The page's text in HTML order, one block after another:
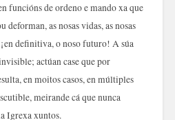
funcións de ordeno e mando xa que
as nosas vidas, as nosas
definitiva, o noso futuro! A súa
actúan case que por
en moitos casos, en múltiples
meirande cá que nunca
Igrexa xuntos.